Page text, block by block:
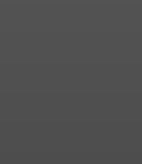
Лермонтовский праздник
познакомили участников